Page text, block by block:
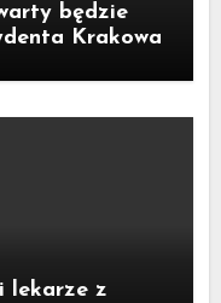
będzie
Krakowa
lekarze z